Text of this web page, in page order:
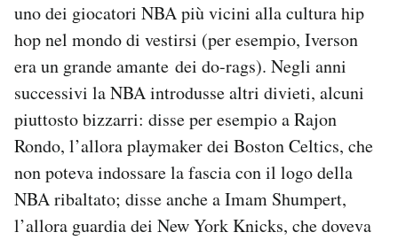
uno dei giocatori NBA più vicini alla cultura hip
hop nel mondo di vestirsi (per esempio, Iverson
era un grande amante dei do-rags). Negli anni
successivi la NBA introdusse altri divieti, alcuni
piuttosto bizzarri: disse per esempio a Rajon
Rondo, l’allora playmaker dei Boston Celtics, che
non poteva indossare la fascia con il logo della
NBA ribaltato; disse anche a Imam Shumpert,
l’allora guardia dei New York Knicks, che doveva